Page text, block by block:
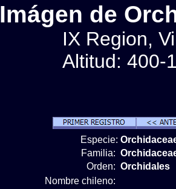
Imágen de
IX Region,
Altitud: 400-
Especie:
Familia:
Orden: Orchidales
Nombre chileno: